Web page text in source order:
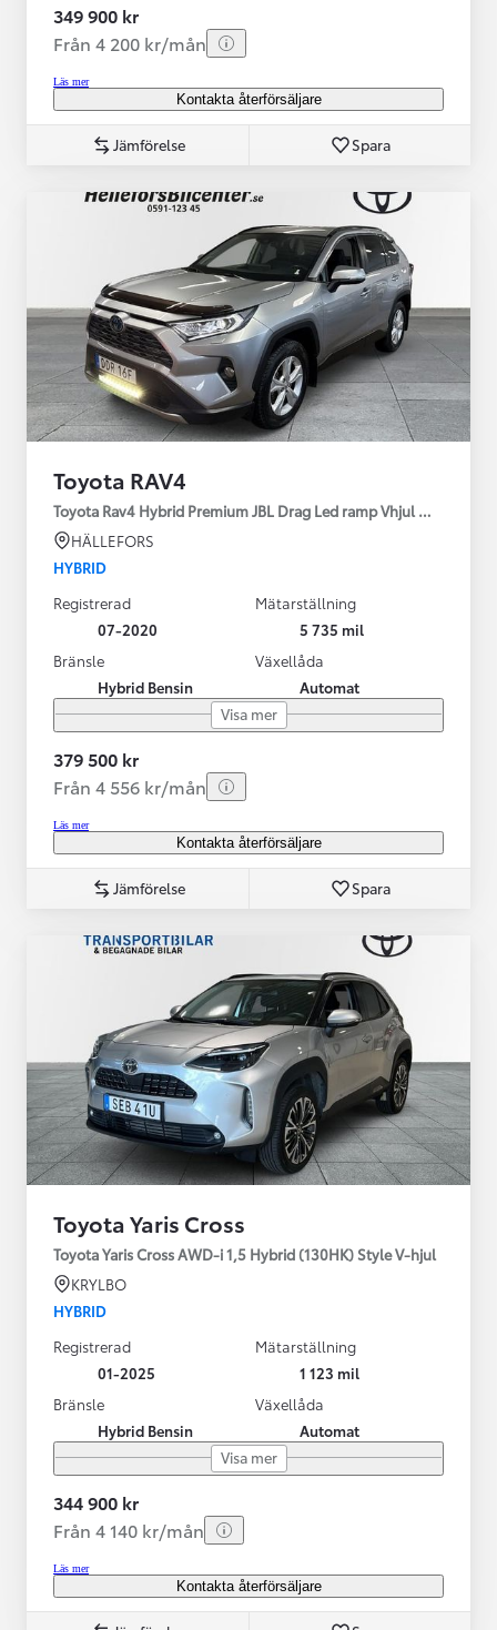
349 900 kr
Från 4 200 kr/mån
Läs mer
Kontakta återförsäljare
Jämförelse Spara
Toyota RAV4
Toyota Rav4 Hybrid Premium JBL Drag Led ramp Vhjul motorv
HÄLLEFORS
HYBRID
Registrerad
07-2020
Mätarställning
5 735 mil
Bränsle
Hybrid Bensin
Växellåda
Automat
Visa mer
379 500 kr
Från 4 556 kr/mån
Läs mer
Kontakta återförsäljare
Jämförelse Spara
Toyota Yaris Cross
Toyota Yaris Cross AWD-i 1,5 Hybrid (130HK) Style V-hjul
KRYLBO
HYBRID
Registrerad
01-2025
Mätarställning
1 123 mil
Bränsle
Hybrid Bensin
Växellåda
Automat
Visa mer
344 900 kr
Från 4 140 kr/mån
Läs mer
Kontakta återförsäljare